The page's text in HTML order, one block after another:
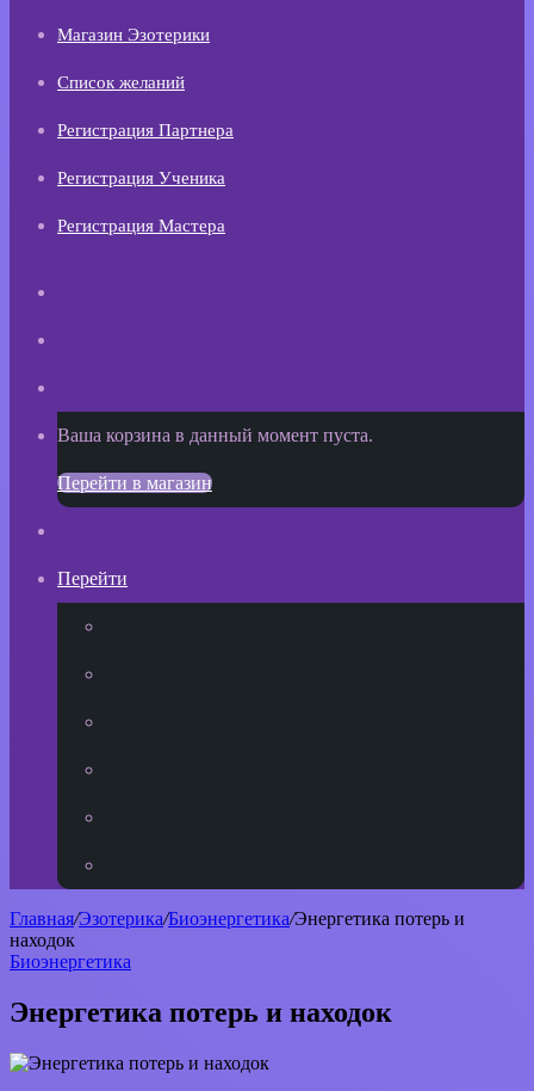
Магазин Эзотерики
Список желаний
Регистрация Партнера
Регистрация Ученика
Регистрация Мастера
Просмотреть
корзину
Ваша корзина в данный момент пуста.
Перейти в магазин
Перейти
Главная/Эзотерика/Биоэнергетика/Энергетика потерь и
находок
Биоэнергетика
Энергетика потерь и находок